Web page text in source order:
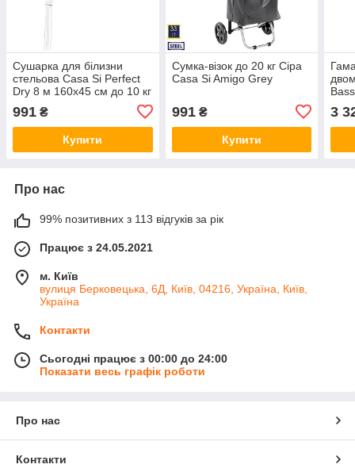
Сушарка для білизни
стельова Casa Si Perfect
Dry 8 м 160x45 см до 10 кг
991 ₴
Купити
Сумка-візок до 20 кг Сіра
Casa Si Amigo Grey
991₴
Купити
3
Про нас
99% позитивних з 113 відгуків за рік
Працює з 24.05.2021
м. Київ
вулиця Берковецька, 6Д, Київ, 04216, Україна, Київ,
Україна
Контакти
Сьогодні працює з 00:00 до 24:00
Показати весь графік роботи
Про нас
Контакти